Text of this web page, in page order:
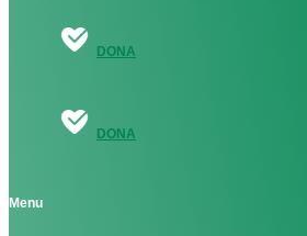
DONA
DONA
Menu